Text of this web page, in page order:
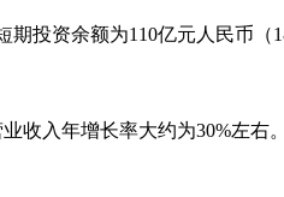
期投资余额为110亿元人民币（
收入年增长率大约为30%左右